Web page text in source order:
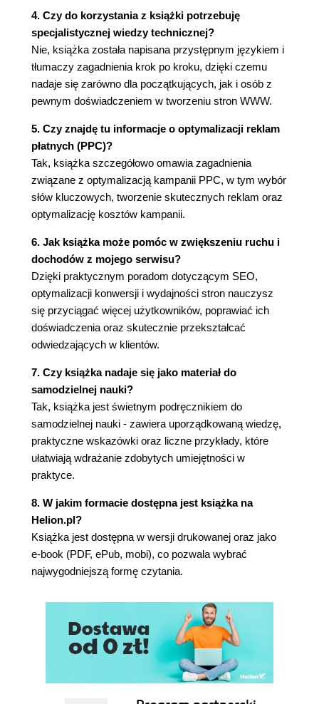
Ajax: nowa, poprawiona komunikacja bazująca na
JavaScript (241)
Odpowiednie zastosowania technologii Ajax (241)
Tworzenie własnych rozwiązań bazujących na
Ajaksie (245)
Korzystanie z bibliotek Ajaksa (249)
Minimalizacja liczby żądań HTTP (266)
Rozsądny wybór formatów danych (268)
Rozwiązanie problemu z pamięcią podręczną przy
korzystaniu z technologii Ajax (271)
Rozwiązywanie problemów z rozmiarami sieci
(273)
Skutki zastosowania architektury Ajax (277)
Podsumowanie (278)
9. Zaawansowana optymalizacja serwisów WWW
(279)
Techniki optymalizacji po stronie serwera (279)
Techniki poprawy wydajności po stronie klienta
Podsumowanie (317)
10. Metryki optymalizacji wydajności (319)
Metryki sukcesu serwisu internetowego (320)
Typy oprogramowania do analizy serwisów
internetowych (324)
Metryki marketingu w wyszukiwarkach (332)
Podsumowanie (369)
Skorowidz (371)
4. Czy do korzystania z książki potrzebuję
specjalistycznej wiedzy technicznej?
Nie, książka została napisana przystępnym językiem i
tłumaczy zagadnienia krok po kroku, dzięki czemu
nadaje się zarówno dla początkujących, jak i osób z
pewnym doświadczeniem w tworzeniu stron WWW.
5. Czy znajdę tu informacje o optymalizacji reklam
płatnych (PPC)?
Tak, książka szczegółowo omawia zagadnienia
związane z optymalizacją kampanii PPC, w tym wybór
słów kluczowych, tworzenie skutecznych reklam oraz
optymalizację kosztów kampanii.
6. Jak książka może pomóc w zwiększeniu ruchu i
dochodów z mojego serwisu?
Dzięki praktycznym poradom dotyczącym SEO,
optymalizacji konwersji i wydajności stron nauczysz
się przyciągać więcej użytkowników, poprawiać ich
doświadczenia oraz skutecznie przekształcać
odwiedzających w klientów.
7. Czy książka nadaje się jako materiał do
samodzielnej nauki?
Tak, książka jest świetnym podręcznikiem do
samodzielnej nauki - zawiera uporządkowaną wiedzę,
praktyczne wskazówki oraz liczne przykłady, które
ułatwiają wdrażanie zdobytych umiejętności w
praktyce.
8. W jakim formacie dostępna jest książka na
Helion.pl?
Książka jest dostępna w wersji drukowanej oraz jako
e-book (PDF, ePub, mobi), co pozwala wybrać
najwygodniejszą formę czytania.